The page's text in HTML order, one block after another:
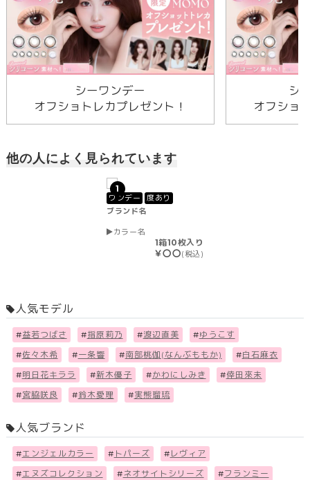
シーワンデー
オフショトレカプレゼント！
シ
オフショ
他の人によく見られています
1
ワンデー
度あり
ブランド名
カラー名
1箱10枚入り
￥〇〇(税込)
人気モデル
#益若つばさ #指原莉乃 #渡辺直美 #ゆうこす
#佐々木希 #一条響 #南部桃伽(なんぶももか) #白石麻衣
#明日花キララ #新木優子 #かわにしみき #倖田來未
#宮脇咲良 #鈴木愛理 #実熊瑠琉
人気ブランド
#エンジェルカラー # トパーズ # レヴィア
#エヌズコレクション #ネオサイトシリーズ #フランミー